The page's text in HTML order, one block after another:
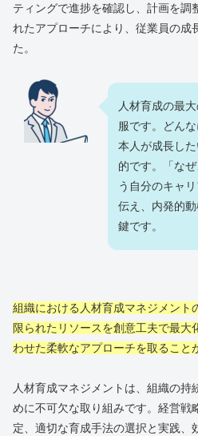
ティングで進捗を確認し、計画を調
れたアプローチにより、従業員の成
た。
人材育成の最
服です。どん
本人が成長し
的です。「な
う自分のキャ
伝え、内発的
鍵です。
組織における人材育成マネジメント
限られたリソースを創意工夫で最大
わせた柔軟なアプローチを取ること
人材育成マネジメントは、組織の持
めに不可欠な取り組みです。経営戦
定、適切な育成手法の選択と実践、